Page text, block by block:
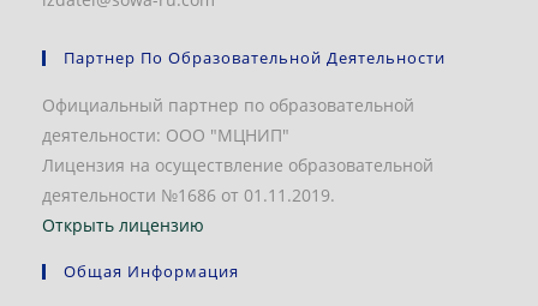
Партнер По Образовательной Деятельности
Официальный партнер по образовательной
деятельности: ООО "МЦНИП"
Лицензия на осуществление образовательной
деятельности №1686 от 01.11.2019.
Открыть лицензию
Общая Информация